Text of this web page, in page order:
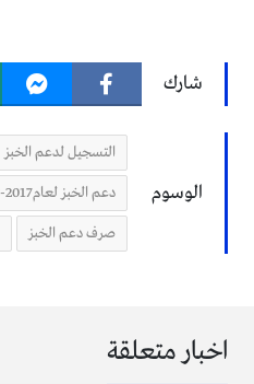
شارك
الوسوم
التسجيل لدعم الخبز
دعم الخبز لعام2017-2018
صرف دعم الخبز
اخبار متعلقة